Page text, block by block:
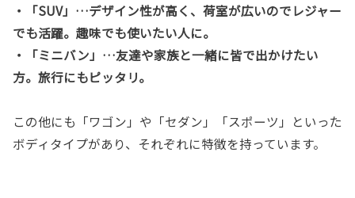
・「SUV」…デザイン性が高く、荷室が広いのでレジャー
でも活躍。趣味でも使いたい人に。
・「ミニバン」…友達や家族と一緒に皆で出かけたい
方。旅行にもピッタリ。
この他にも「ワゴン」や「セダン」「スポーツ」といった
ボディタイプがあり、それぞれに特徴を持っています。